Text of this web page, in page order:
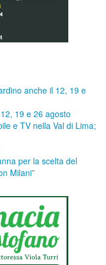
anche il 12, 19 e
19 e 26 agosto
e TV nella Val di Lima;
per la scelta del
Milani”